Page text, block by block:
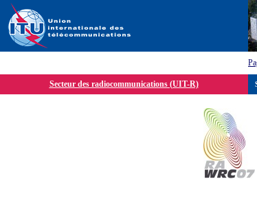
Secteur des radiocommunications (UIT-R)